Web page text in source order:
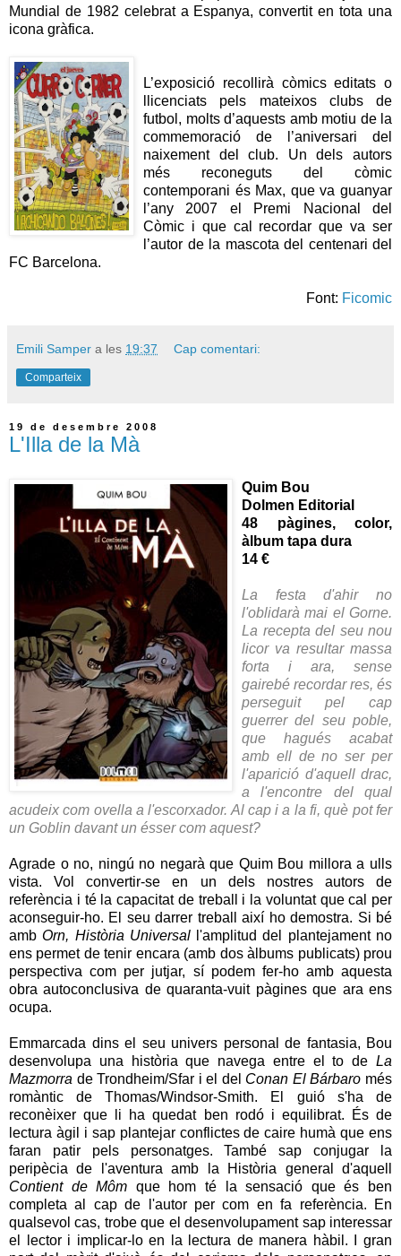
Mundial de 1982 celebrat a Espanya, convertit en tota una
icona gràfica.
L’exposició recollirà còmics editats o
llicenciats pels mateixos clubs de
futbol, molts d’aquests amb motiu de la
commemoració de l’aniversari del
naixement del club. Un dels autors
més reconeguts del còmic
contemporani és Max, que va guanyar
l’any 2007 el Premi Nacional del
Còmic i que cal recordar que va ser
l’autor de la mascota del centenari del
FC Barcelona.
Font: Ficomic
Emili Samper a les 19:37 Cap comentari:
Comparteix
19 de desembre 2008
L'Illa de la Mà
Quim Bou
Dolmen Editorial
48 pàgines, color,
àlbum tapa dura
14 €
La festa d'ahir no
l'oblidarà mai el Gorne.
La recepta del seu nou
licor va resultar massa
forta i ara, sense
gairebé recordar res, és
perseguit pel cap
guerrer del seu poble,
que hagués acabat
amb ell de no ser per
l'aparició d'aquell drac,
a l'encontre del qual
acudeix com ovella a l'escorxador. Al cap i a la fi, què pot fer
un Goblin davant un ésser com aquest?
Agrade o no, ningú no negarà que Quim Bou millora a ulls
vista. Vol convertir-se en un dels nostres autors de
referència i té la capacitat de treball i la voluntat que cal per
aconseguir-ho. El seu darrer treball així ho demostra. Si bé
ambOrn, Història Universall'amplitud del plantejament no
ens permet de tenir encara (amb dos àlbums publicats) prou
perspectiva com per jutjar, sí podem fer-ho amb aquesta
obra autoconclusiva de quaranta-vuit pàgines que ara ens
ocupa.
Emmarcada dins el seu univers personal de fantasia, Bou
desenvolupa una història que navega entre el to de La
Mazmorra de Trondheim/Sfar i el del Conan El Bárbaro més
romàntic de Thomas/Windsor-Smith. El guió s'ha de
reconèixer que li ha quedat ben rodó i equilibrat. És de
lectura àgil i sap plantejar conflictes de caire humà que ens
faran patir pels personatges. També sap conjugar la
peripècia de l'aventura amb la Història general d'aquell
Contient de Môm que hom té la sensació que és ben
completa al cap de l'autor per com en fa referència. En
qualsevol cas, trobe que el desenvolupament sap interessar
el lector i implicar-lo en la lectura de manera hàbil. I gran